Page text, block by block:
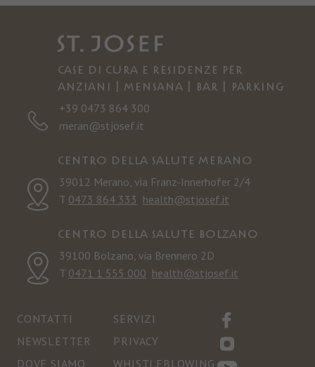
Case di cura e residenze per
anziani | Mensana | Bar | Parking
+39 0473 864 300
meran@stjosef.it
Centro della salute Merano
39012 Merano, via Franz-Innerhofer 2/4
T 0473 864 333 health@stjosef.it
Centro della salute Bolzano
39100 Bolzano, via Brennero 2D
T 0471 1 555 000 health@stjosef.it
CONTATTI
NEWSLETTER
DOVE SIAMO
SERVIZI
PRIVACY
WHISTLEBLOWING